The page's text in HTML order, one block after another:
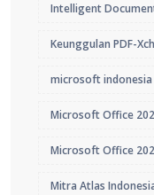
Intelligent
Keunggulan PDF-
microsoft indonesia
Microsoft Office
Microsoft Office
Mitra Atlas